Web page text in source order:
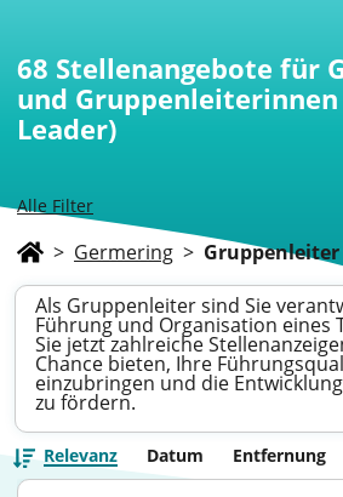
Alle Filter
68 Stellenangebote für
und Gruppenleiterinnen
Leader)
> Germering > Gruppenleiter
Als Gruppenleiter sind Sie
Führung und Organisation eines
Sie jetzt zahlreiche
Chance bieten, Ihre
einzubringen und die
zu fördern.
Relevanz Datum Entfernung